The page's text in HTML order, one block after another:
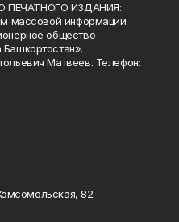
ПЕЧАТНОГО ИЗДАНИЯ:
массовой информации
общество
Матвеев. Телефон:
82